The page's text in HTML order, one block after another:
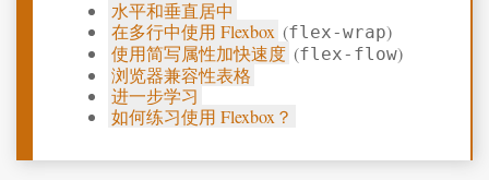
水平和垂直居中
在多行中使用 Flexbox (flex-wrap)
使用简写属性加快速度 (flex-flow)
浏览器兼容性表格
进一步学习
如何练习使用 Flexbox？